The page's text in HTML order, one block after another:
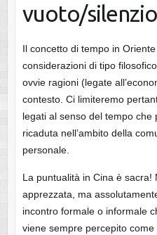
vuoto/silenzio
Il concetto di tempo in
considerazioni di tipo
ovvie ragioni (legate
contesto. Ci limiteremo
legati al senso del tempo che
ricaduta nell’ambito della
personale.
La puntualità in Cina è sacra!
apprezzata, ma
incontro formale o informale
viene sempre percepito